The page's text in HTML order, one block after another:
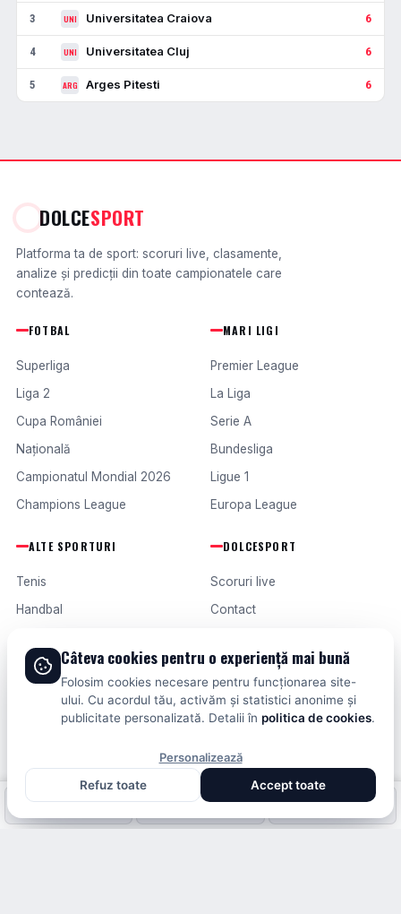
3 UNI Universitatea Craiova 6
4 UNI Universitatea Cluj 6
5 ARG Arges Pitesti 6
DOLCESPORT
Platforma ta de sport: scoruri live, clasamente,
analize și predicții din toate campionatele care
contează.
FOTBAL
Superliga
Liga 2
Cupa României
Națională
Campionatul Mondial 2026
Champions League
MARI LIGI
Premier League
La Liga
Serie A
Bundesliga
Ligue 1
Europa League
ALTE SPORTURI
Tenis
Handbal
Formula 1
Fotbal intern
Fotbal extern
DOLCESPORT
Scoruri live
Contact
Termeni și condiții
© 2026 DOLCESPORT. TOATE DREPTURILE REZERVATE.
SCORURI, CLASAMENTE ȘI ANALIZE DIN TOATE COMPETIȚIILE
Fotbal intern Fotbal extern Scoruri live
Câteva cookies pentru o experiență mai bună
Folosim cookies necesare pentru funcționarea site-
ului. Cu acordul tău, activăm și statistici anonime și
publicitate personalizată. Detalii în politica de cookies.
Personalizează
Refuz toate
Accept toate